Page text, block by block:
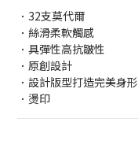
．32支莫代爾
．絲滑柔軟觸感
．具彈性高抗皺性
．原創設計
．設計版型打造完美身形
．燙印